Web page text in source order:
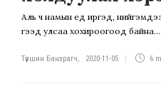
Аль ч намын үед иргэд,
гээд улсаа хохироогоод байна....
Түвшин Банзрагч, 2020-11-05 6